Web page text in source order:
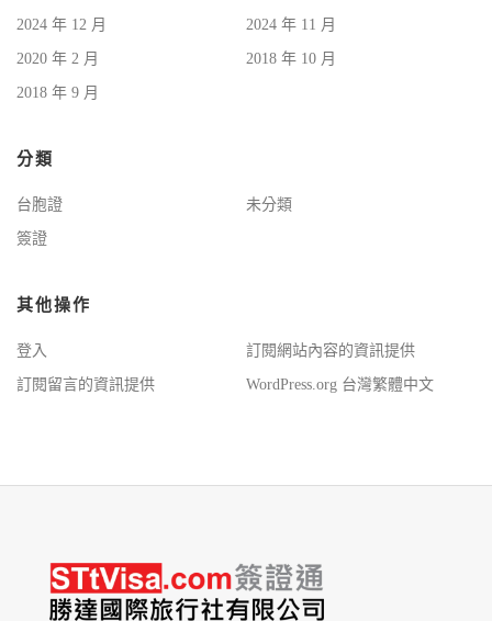
2024 年 12 月 2024 年 11 月
2020 年 2 月 2018 年 10 月
2018 年 9 月
分類
台胞證 未分類
簽證
其他操作
登入 訂閱網站內容的資訊提供
訂閱留言的資訊提供 WordPress.org 台灣繁體中文